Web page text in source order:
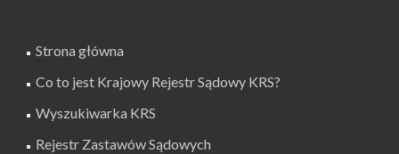
Strona główna
Co to jest Krajowy Rejestr Sądowy KRS?
Wyszukiwarka KRS
Rejestr Zastawów Sądowych